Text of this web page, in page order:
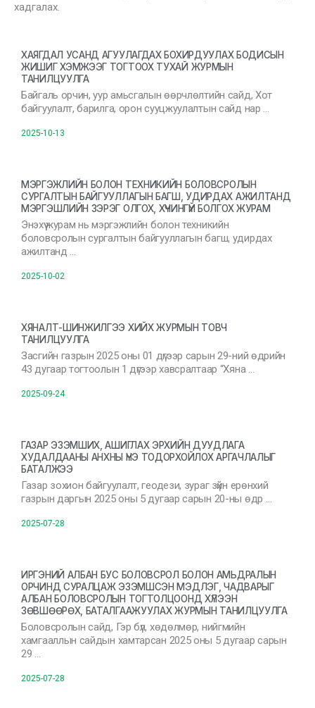
хадгалах.
ХАЯГДАЛ УСАНД АГУУЛАГДАХ БОХИРДУУЛАХ БОДИСЫН
ЖИШИГ ХЭМЖЭЭГ ТОГТООХ ТУХАЙ ЖУРМЫН
ТАНИЛЦУУЛГА
Байгаль орчин, уур амьсгалын өөрчлөлтийн сайд, Хот
байгуулалт, барилга, орон сууцжуулалтын сайд нар …
2025-10-13
МЭРГЭЖЛИЙН БОЛОН ТЕХНИКИЙН БОЛОВСРОЛЫН
СУРГАЛТЫН БАЙГУУЛЛАГЫН БАГШ, УДИРДАХ АЖИЛТАНД
МЭРГЭШЛИЙН ЗЭРЭГ ОЛГОХ, ХҮЧИНГҮЙ БОЛГОХ ЖУРАМ
Энэхүү журам нь мэргэжлийн болон техникийн
боловсролын сургалтын байгууллагын багш, удирдах
ажилтанд …
2025-10-02
ХЯНАЛТ-ШИНЖИЛГЭЭ ХИЙХ ЖУРМЫН ТОВЧ
ТАНИЛЦУУЛГА
Засгийн газрын 2025 оны 01 дүгээр сарын 29-ний өдрийн
43 дугаар тогтоолын 1 дүгээр хавсралтаар “Хяна …
2025-09-24
ГАЗАР ЭЗЭМШИХ, АШИГЛАХ ЭРХИЙН ДУУДЛАГА
ХУДАЛДААНЫ АНХНЫ ҮНЭ ТОДОРХОЙЛОХ АРГАЧЛАЛЫГ
БАТАЛЖЭЭ
Газар зохион байгуулалт, геодези, зураг зүйн ерөнхий
газрын даргын 2025 оны 5 дугаар сарын 20-ны өдр …
2025-07-28
ИРГЭНИЙ АЛБАН БУС БОЛОВСРОЛ БОЛОН АМЬДРАЛЫН
ОРЧИНД СУРАЛЦАЖ ЭЗЭМШСЭН МЭДЛЭГ, ЧАДВАРЫГ
АЛБАН БОЛОВСРОЛЫН ТОГТОЛЦООНД ХҮЛЭЭН
ЗӨВШӨӨРӨХ, БАТАЛГААЖУУЛАХ ЖУРМЫН ТАНИЛЦУУЛГА
Боловсролын сайд, Гэр бүл, хөдөлмөр, нийгмийн
хамгааллын сайдын хамтарсан 2025 оны 5 дугаар сарын
29 …
2025-07-28